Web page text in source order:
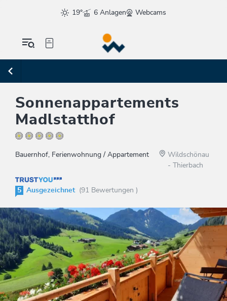
19° 6 Anlagen Webcams
Sonnenappartements
Madlstatthof
Bauernhof, Ferienwohnung / Appartement
Wildschönau
- Thierbach
5 Ausgezeichnet (91 Bewertungen )